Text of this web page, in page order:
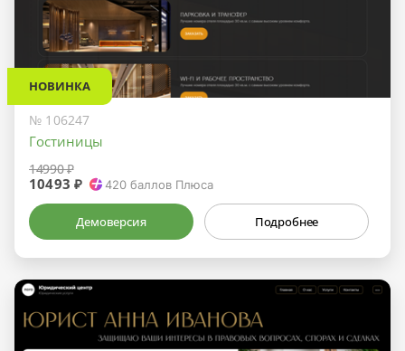
НОВИНКА
№ 106247
Гостиницы
14990 ₽
10493 ₽ 420 баллов Плюса
Демоверсия Подробнее